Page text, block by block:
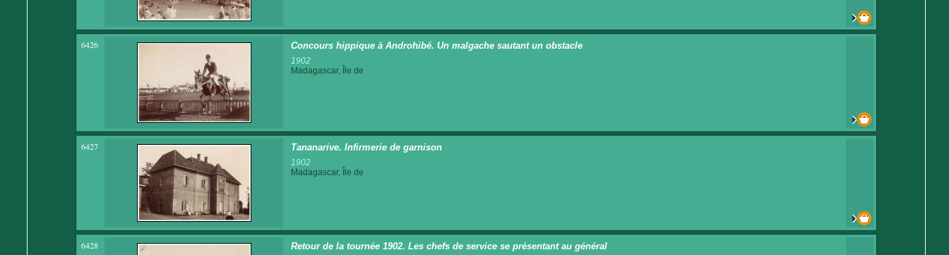
6426 Concours hippique à Androhibé. Un malgache sautant un obstacle
1902
Madagascar, Île de
6427 Tananarive. Infirmerie de garnison
1902
Madagascar, Île de
6428 Retour de la tournée 1902. Les chefs de service se présentant au général